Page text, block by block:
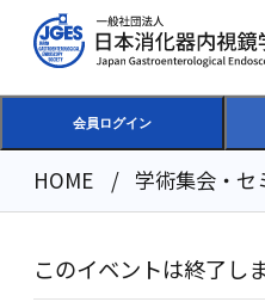
会員ログイン
HOME 学術集会・セ
このイベントは終了し